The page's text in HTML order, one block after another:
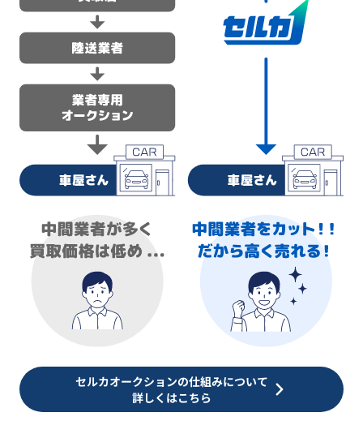
セルカオークションの仕組みについて
詳しくはこちら